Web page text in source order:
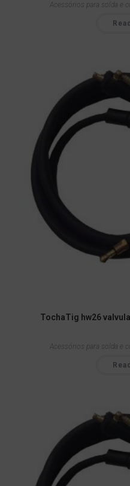
Acessórios para solda e
TochaTig hw26
Acessórios para solda e